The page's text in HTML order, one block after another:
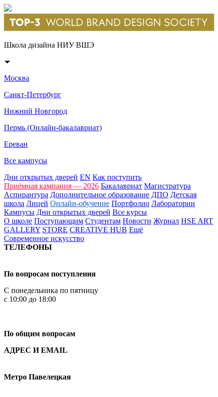
Школа дизайна НИУ ВШЭ
Москва
Санкт-Петербург
Нижний Новгород
Пермь (Онлайн-бакалавриат)
Ереван
Все кампусы
Дни открытых дверей EN Как поступить
Приёмная кампания — 2026 Бакалавриат Магистратура
Аспирантура Дополнительное образование ДПО Детская
школа Лицей Онлайн-обучение Портфолио Лаборатории
Кампусы Дни открытых дверей Все курсы
О школе Поступающим Студентам Новости Журнал HSE ART
GALLERY STORE CREATIVE HUB Ещё
Современное искусство
ТЕЛЕФОНЫ
По вопросам поступления
С понедельника по пятницу
с 10:00 до 18:00
По общим вопросам
АДРЕС И EMAIL
Метро Павелецкая